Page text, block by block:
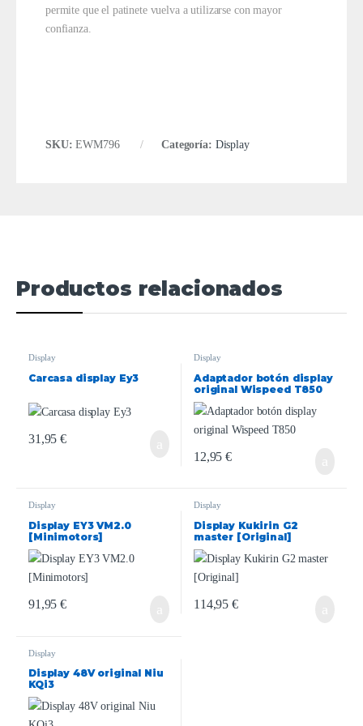
permite que el patinete vuelva a utilizarse con mayor
confianza.
SKU:EWM796 Categoría: Display
Productos relacionados
Display
Carcasa display Ey3
31,95€
Display
Adaptador botón display
original Wispeed T850
12,95€
Display
Display EY3 VM2.0
[Minimotors]
91,95€
Display
Display Kukirin G2
master [Original]
114,95€
Display
Display 48V original Niu
KQi3